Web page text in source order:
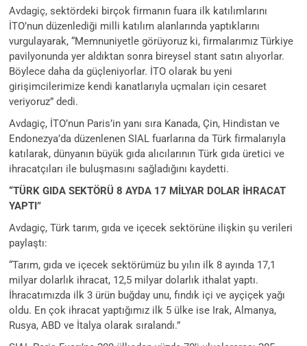
Avdagiç, sektördeki birçok firmanın fuara ilk katılımlarını
İTO’nun düzenlediği milli katılım alanlarında yaptıklarını
vurgulayarak, “Memnuniyetle görüyoruz ki, firmalarımız Türkiye
pavilyonunda yer aldıktan sonra bireysel stant satın alıyorlar.
Böylece daha da güçleniyorlar. İTO olarak bu yeni
girişimcilerimize kendi kanatlarıyla uçmaları için cesaret
veriyoruz” dedi.
Avdagiç, İTO’nun Paris’in yanı sıra Kanada, Çin, Hindistan ve
Endonezya’da düzenlenen SIAL fuarlarına da Türk firmalarıyla
katılarak, dünyanın büyük gıda alıcılarının Türk gıda üretici ve
ihracatçıları ile buluşmasını sağladığını kaydetti.
“TÜRK GIDA SEKTÖRÜ 8 AYDA 17 MİLYAR DOLAR İHRACAT
YAPTI”
Avdagiç, Türk tarım, gıda ve içecek sektörüne ilişkin şu verileri
paylaştı:
“Tarım, gıda ve içecek sektörümüz bu yılın ilk 8 ayında 17,1
milyar dolarlık ihracat, 12,5 milyar dolarlık ithalat yaptı.
İhracatımızda ilk 3 ürün buğday unu, fındık içi ve ayçiçek yağı
oldu. En çok ihracat yaptığımız ilk 5 ülke ise Irak, Almanya,
Rusya, ABD ve İtalya olarak sıralandı.”